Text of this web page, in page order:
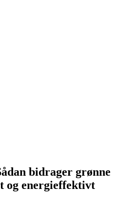
bidrager grønne
og energieffektivt